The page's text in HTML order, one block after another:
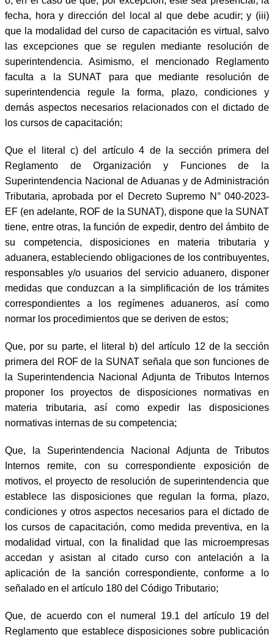
fecha, hora y dirección del local al que debe acudir; y (iii)
que la modalidad del curso de capacitación es virtual, salvo
las excepciones que se regulen mediante resolución de
superintendencia. Asimismo, el mencionado Reglamento
faculta a la SUNAT para que mediante resolución de
superintendencia regule la forma, plazo, condiciones y
demás aspectos necesarios relacionados con el dictado de
los cursos de capacitación;
Que el literal c) del artículo 4 de la sección primera del
Reglamento de Organización y Funciones de la
Superintendencia Nacional de Aduanas y de Administración
Tributaria, aprobada por el Decreto Supremo N° 040-2023-
EF (en adelante, ROF de la SUNAT), dispone que la SUNAT
tiene, entre otras, la función de expedir, dentro del ámbito de
su competencia, disposiciones en materia tributaria y
aduanera, estableciendo obligaciones de los contribuyentes,
responsables y/o usuarios del servicio aduanero, disponer
medidas que conduzcan a la simplificación de los trámites
correspondientes a los regímenes aduaneros, así como
normar los procedimientos que se deriven de estos;
Que, por su parte, el literal b) del artículo 12 de la sección
primera del ROF de la SUNAT señala que son funciones de
la Superintendencia Nacional Adjunta de Tributos Internos
proponer los proyectos de disposiciones normativas en
materia tributaria, así como expedir las disposiciones
normativas internas de su competencia;
Que, la Superintendencia Nacional Adjunta de Tributos
Internos remite, con su correspondiente exposición de
motivos, el proyecto de resolución de superintendencia que
establece las disposiciones que regulan la forma, plazo,
condiciones y otros aspectos necesarios para el dictado de
los cursos de capacitación, como medida preventiva, en la
modalidad virtual, con la finalidad que las microempresas
accedan y asistan al citado curso con antelación a la
aplicación de la sanción correspondiente, conforme a lo
señalado en el artículo 180 del Código Tributario;
Que, de acuerdo con el numeral 19.1 del artículo 19 del
Reglamento que establece disposiciones sobre publicación